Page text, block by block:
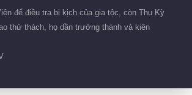
Phim ngắn 60
Hậu trường 30
để điều tra bi kịch của gia tộc, còn Thu Kỳ
thử thách, họ dần trưởng thành và kiên